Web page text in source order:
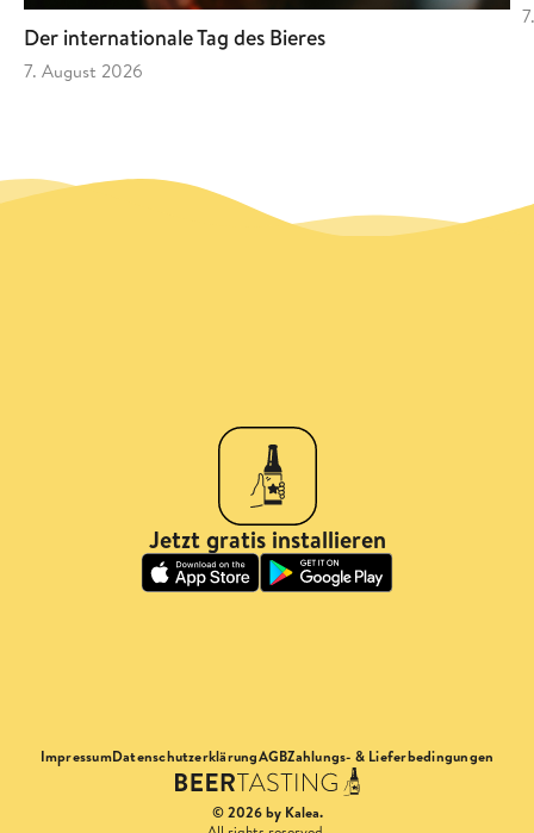
Der internationale Tag des Bieres
7. August 2026
Jetzt gratis installieren
ImpressumDatenschutzerklärungAGBZahlungs- & Lieferbedingungen
© 2026 by Kalea.